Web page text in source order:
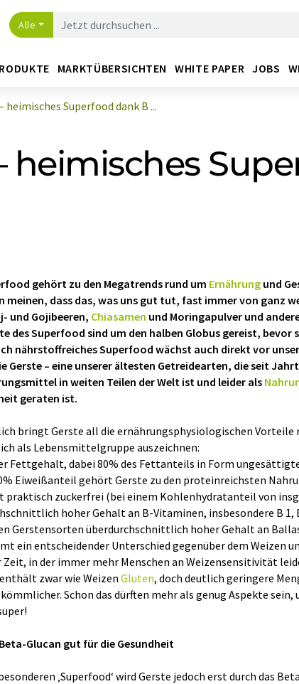
Alle
MARKTÜBERSICHTEN WHITE PAPER JOBS
heimisches Superfood dank B ...
heimisches
gehört zu den Megatrends rund um Ernährung und
meinen, dass das, was uns gut tut, fast immer von ganz
und Gojibeeren, Chiasamen und Moringapulver und
des Superfood sind um den halben Globus gereist, bevor
nährstoffreiches Superfood wächst auch direkt vor
Gerste – eine unserer ältesten Getreidearten, die seit
in weiten Teilen der Welt ist und leider als
geraten ist.
bringt Gerste all die ernährungsphysiologischen Vorteile
als Lebensmittelgruppe auszeichnen:
Fettgehalt, dabei 80% des Fettanteils in Form
Eiweißanteil gehört Gerste zu den proteinreichsten
praktisch zuckerfrei (bei einem Kohlenhydratanteil von
hoher Gehalt an B-Vitaminen, insbesondere B 1,
Gerstensorten überdurchschnittlich hoher Gehalt an
ein entscheidender Unterschied gegenüber dem Weizen
Zeit, in der immer mehr Menschen an Weizensensitivität
zwar wie Weizen Gluten, doch deutlich geringere
Schon das dürften mehr als genug Aspekte sein,
Glucan gut für die Gesundheit
‚Superfood‘ wird Gerste jedoch erst durch das